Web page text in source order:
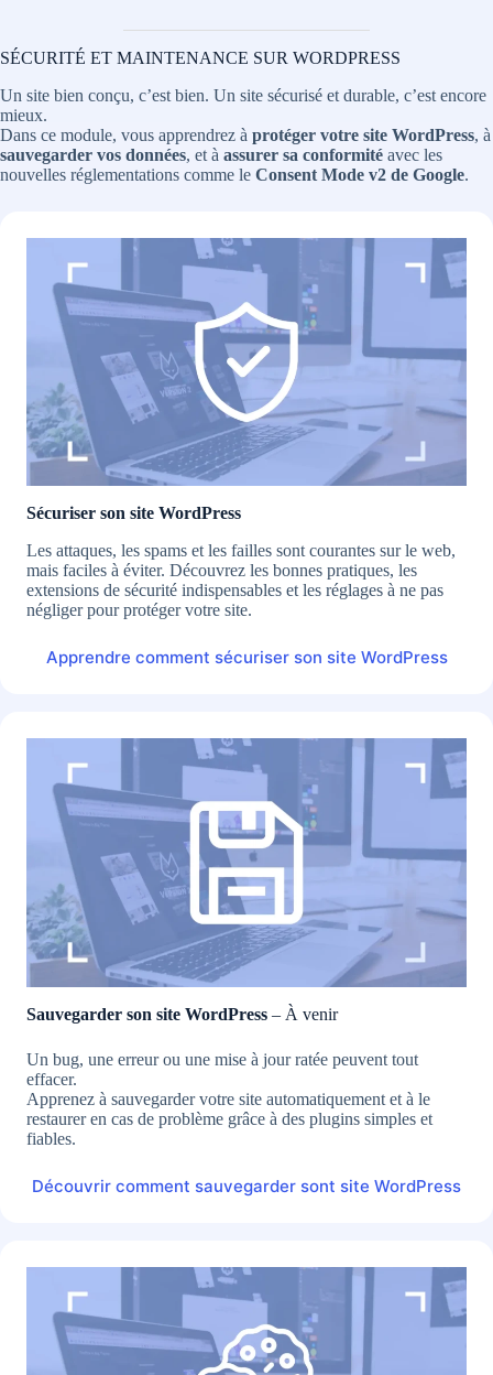
SÉCURITÉ ET MAINTENANCE SUR WORDPRESS
Un site bien conçu, c’est bien. Un site sécurisé et durable, c’est encore
mieux.
Dans ce module, vous apprendrez à protéger votre site WordPress, à
sauvegarder vos données, et à assurer sa conformité avec les
nouvelles réglementations comme le Consent Mode v2 de Google.
Sécuriser son site WordPress
Les attaques, les spams et les failles sont courantes sur le web,
mais faciles à éviter. Découvrez les bonnes pratiques, les
extensions de sécurité indispensables et les réglages à ne pas
négliger pour protéger votre site.
Apprendre comment sécuriser son site WordPress
Sauvegarder son site WordPress – À venir
Un bug, une erreur ou une mise à jour ratée peuvent tout
effacer.
Apprenez à sauvegarder votre site automatiquement et à le
restaurer en cas de problème grâce à des plugins simples et
fiables.
Découvrir comment sauvegarder sont site WordPress